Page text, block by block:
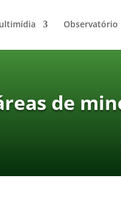
Observatório
de